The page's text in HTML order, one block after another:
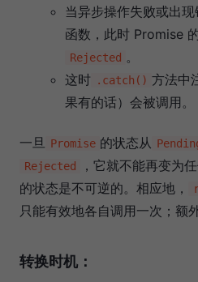
当异步操作失败或出
函数，此时 Promise
Rejected 。
这时
.catch() 方法中
果有的话）会被调用。
一旦 Promise 的状态从
Rejected ，它就不能再变为
的状态是不可逆的。相应地，
只能有效地各自调用一次；额
转换时机：